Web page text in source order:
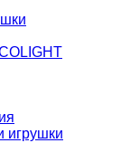
игрушки